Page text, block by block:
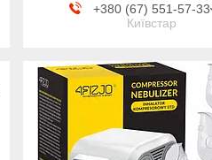
+380 (67) 551-57-33
Київстар